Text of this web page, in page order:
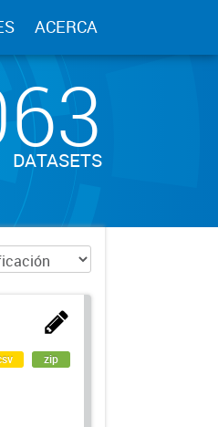
ACERCA
DATASETS
zip